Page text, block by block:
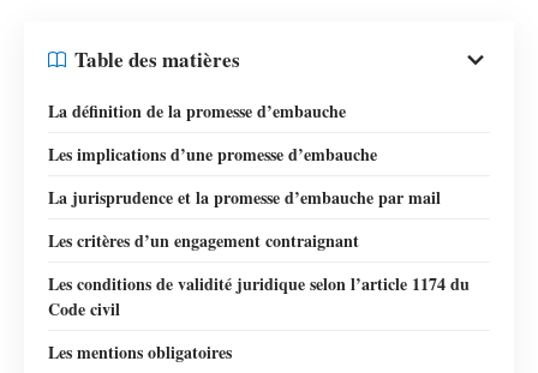
Table des matières
La définition de la promesse d’embauche
Les implications d’une promesse d’embauche
La jurisprudence et la promesse d’embauche par mail
Les critères d’un engagement contraignant
Les conditions de validité juridique selon l’article 1174 du
Code civil
Les mentions obligatoires